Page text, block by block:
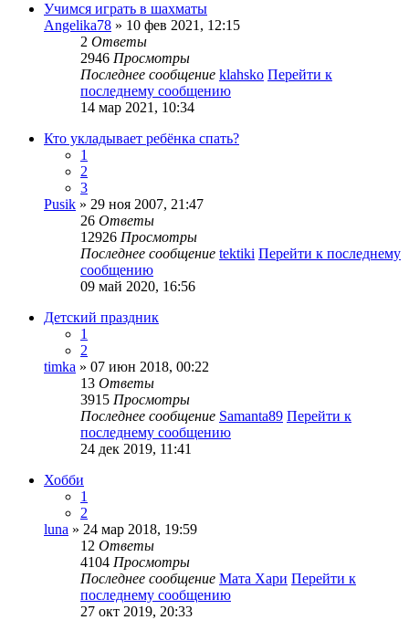
Учимся играть в шахматы
Angelika78 » 10 фев 2021, 12:15
2 Ответы
2946 Просмотры
Последнее сообщение klahsko Перейти к
последнему сообщению
14 мар 2021, 10:34
Кто укладывает ребёнка спать?
1
2
3
Pusik » 29 ноя 2007, 21:47
26 Ответы
12926 Просмотры
Последнее сообщение tektiki Перейти к последнему
сообщению
09 май 2020, 16:56
Детский праздник
1
2
timka » 07 июн 2018, 00:22
13 Ответы
3915 Просмотры
Последнее сообщение Samanta89 Перейти к
последнему сообщению
24 дек 2019, 11:41
Хобби
1
2
luna » 24 мар 2018, 19:59
12 Ответы
4104 Просмотры
Последнее сообщение Мата Хари Перейти к
последнему сообщению
27 окт 2019, 20:33